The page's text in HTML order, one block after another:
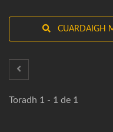
CUARDAIGH
Toradh 1 - 1 de 1